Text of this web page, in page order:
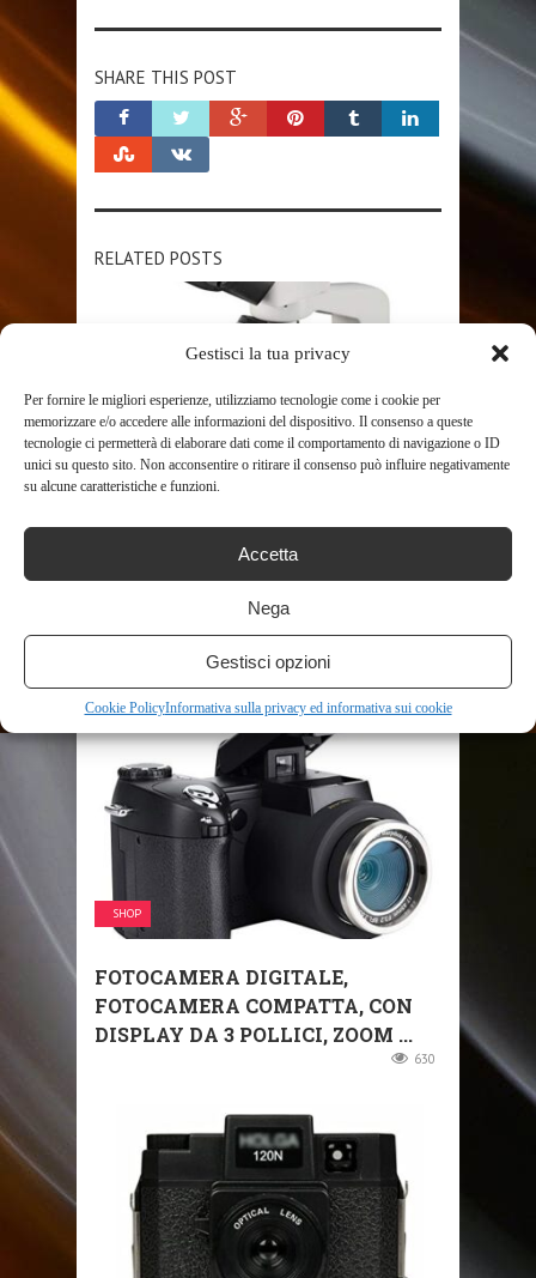
Gestisci la tua privacy
Per fornire le migliori esperienze, utilizziamo tecnologie come i cookie per
memorizzare e/o accedere alle informazioni del dispositivo. Il consenso a queste
tecnologie ci permetterà di elaborare dati come il comportamento di navigazione o ID
unici su questo sito. Non acconsentire o ritirare il consenso può influire negativamente
su alcune caratteristiche e funzioni.
Accetta
Nega
Gestisci opzioni
Cookie PolicyInformativa sulla privacy ed informativa sui cookie
SHARE THIS POST
RELATED POSTS
SHOP
MICROSCOPIO BRESSER
RESEARCHER BINO,
FOTOCAMERA E LAME
PREPARATE INCLUSE
SHOP
FOTOCAMERA DIGITALE,
FOTOCAMERA COMPATTA, CON
DISPLAY DA 3 POLLICI, ZOOM ...
630